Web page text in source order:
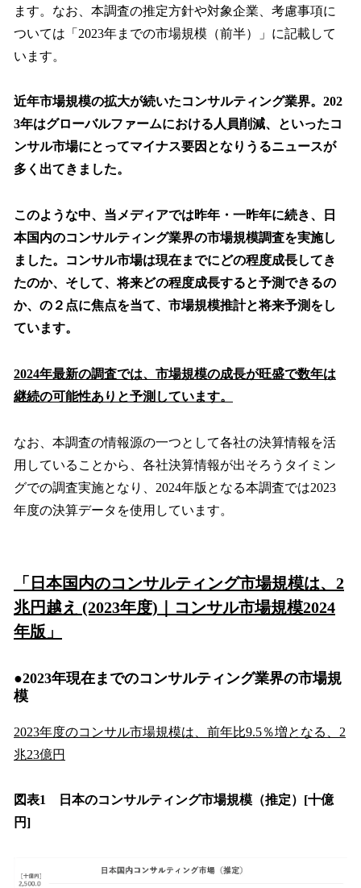
ます。なお、本調査の推定方針や対象企業、考慮事項に
ついては「2023年までの市場規模（前半）」に記載して
います。
近年市場規模の拡大が続いたコンサルティング業界。202
3年はグローバルファームにおける人員削減、といったコ
ンサル市場にとってマイナス要因となりうるニュースが
多く出てきました。
このような中、当メディアでは昨年・一昨年に続き、日
本国内のコンサルティング業界の市場規模調査を実施し
ました。コンサル市場は現在までにどの程度成長してき
たのか、そして、将来どの程度成長すると予測できるの
か、の２点に焦点を当て、市場規模推計と将来予測をし
ています。
2024年最新の調査では、市場規模の成長が旺盛で数年は
継続の可能性ありと予測しています。
なお、本調査の情報源の一つとして各社の決算情報を活
用していることから、各社決算情報が出そろうタイミン
グでの調査実施となり、2024年版となる本調査では2023
年度の決算データを使用しています。
「日本国内のコンサルティング市場規模は、2
兆円越え (2023年度)｜コンサル市場規模2024
年版」
●2023年現在までのコンサルティング業界の市場規
模
2023年度のコンサル市場規模は、前年比9.5％増となる、2
兆23億円
図表1 日本のコンサルティング市場規模（推定）[十億
円]